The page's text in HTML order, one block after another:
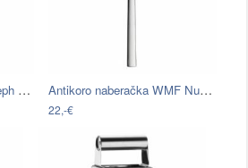
Zeleninový špiralizér Joseph Joseph… Antikoro naberačka WMF Nuova
22,-€